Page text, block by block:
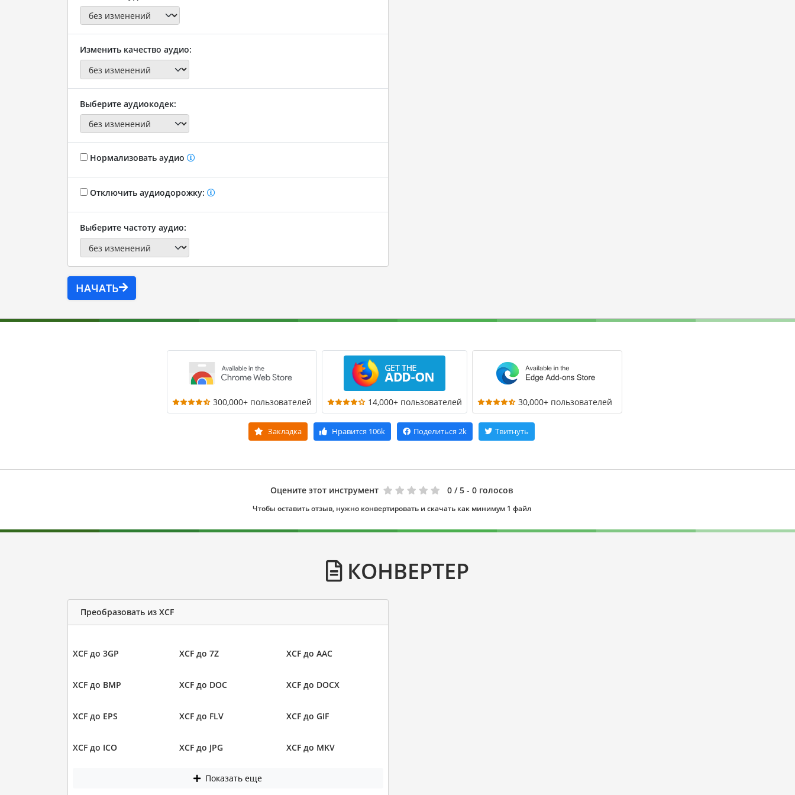
Изменить качество аудио:
Выберите аудиокодек:
Нормализовать аудио
Отключить аудиодорожку:
Выберите частоту аудио:
НАЧАТЬ
300,000+ пользователей 14,000+ пользователей 30,000+ пользователей
Закладка Нравится 106k Поделиться 2k Твитнуть
Оцените этот инструмент 0 / 5 - 0 голосов
Чтобы оставить отзыв, нужно конвертировать и скачать как минимум 1 файл
КОНВЕРТЕР
Преобразовать из XCF
XCF до 3GP XCF до 7Z XCF до AAC
XCF до BMP XCF до DOC XCF до DOCX
XCF до EPS XCF до FLV XCF до GIF
XCF до ICO XCF до JPG XCF до MKV
Показать еще